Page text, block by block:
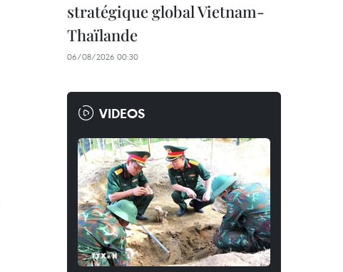
stratégique global Vietnam-
Thaïlande
06/08/2026 00:30
VIDEOS